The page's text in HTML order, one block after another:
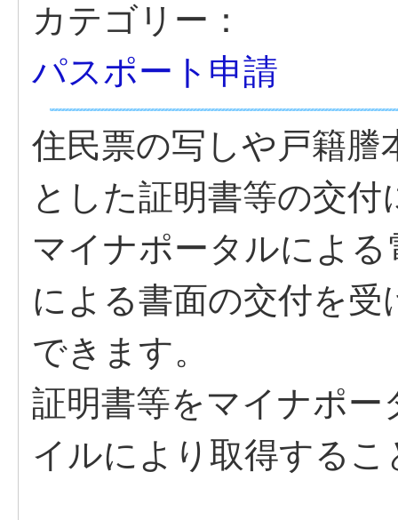
カテゴリー：
パスポート申請
住民票の写しや戸籍謄
とした証明書等の交
マイナポータルによ
による書面の交付を
できます。
証明書等をマイナポ
イルにより取得する